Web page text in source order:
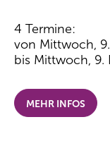
4 Termine:
von Mittwoch,
bis Mittwoch, 9.
MEHR INFOS